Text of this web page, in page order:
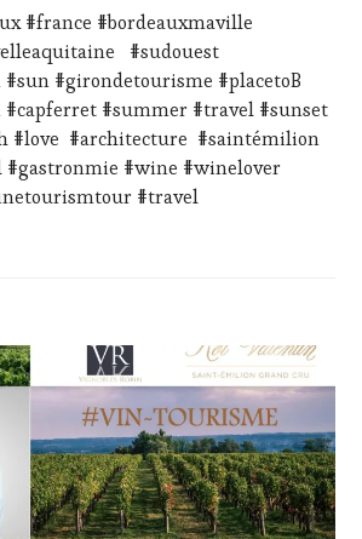
#france #bordeauxmaville
#sudouest
#sun #girondetourisme #placetoB
#capferret #summer #travel #sunset
#love #architecture #saintémilion
#gastronmie #wine #winelover
#travel
2024 au Château